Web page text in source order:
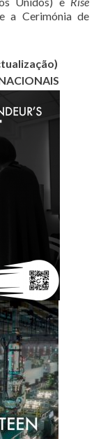
a Cerimónia de